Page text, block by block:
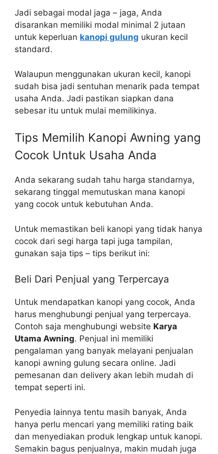
Jadi sebagai modal jaga – jaga, Anda
disarankan memiliki modal minimal 2 jutaan
untuk keperluan kanopi gulung ukuran kecil
standard.
Walaupun menggunakan ukuran kecil, kanopi
sudah bisa jadi sentuhan menarik pada tempat
usaha Anda. Jadi pastikan siapkan dana
sebesar itu untuk mulai memilikinya.
Tips Memilih Kanopi Awning yang
Cocok Untuk Usaha Anda
Anda sekarang sudah tahu harga standarnya,
sekarang tinggal memutuskan mana kanopi
yang cocok untuk kebutuhan Anda.
Untuk memastikan beli kanopi yang tidak hanya
cocok dari segi harga tapi juga tampilan,
gunakan saja tips – tips berikut ini:
Beli Dari Penjual yang Terpercaya
Untuk mendapatkan kanopi yang cocok, Anda
harus menghubungi penjual yang terpercaya.
Contoh saja menghubungi website Karya
Utama Awning. Penjual ini memiliki
pengalaman yang banyak melayani penjualan
kanopi awning gulung secara online. Jadi
pemesanan dan delivery akan lebih mudah di
tempat seperti ini.
Penyedia lainnya tentu masih banyak, Anda
hanya perlu mencari yang memiliki rating baik
dan menyediakan produk lengkap untuk kanopi.
Semakin bagus penjualnya, makin mudah juga